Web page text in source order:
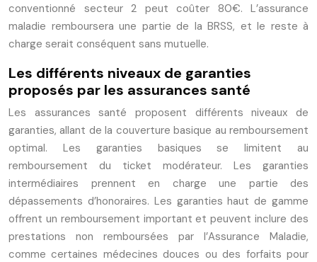
conventionné secteur 2 peut coûter 80€. L’assurance
maladie remboursera une partie de la BRSS, et le reste à
charge serait conséquent sans mutuelle.
Les différents niveaux de garanties
proposés par les assurances santé
Les assurances santé proposent différents niveaux de
garanties, allant de la couverture basique au remboursement
optimal. Les garanties basiques se limitent au
remboursement du ticket modérateur. Les garanties
intermédiaires prennent en charge une partie des
dépassements d’honoraires. Les garanties haut de gamme
offrent un remboursement important et peuvent inclure des
prestations non remboursées par l’Assurance Maladie,
comme certaines médecines douces ou des forfaits pour